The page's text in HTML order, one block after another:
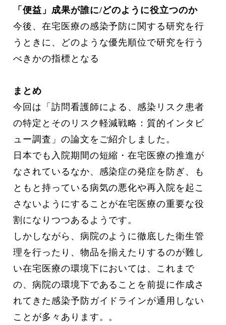
「便益」成果が誰に/どのように役立つのか
今後、在宅医療の感染予防に関する研究を行
うときに、どのような優先順位で研究を行う
べきかの指標となる
まとめ
今回は「訪問看護師による、感染リスク患者
の特定とそのリスク軽減戦略：質的インタビ
ュー調査」の論文をご紹介しました。
日本でも入院期間の短縮・在宅医療の推進が
なされているなか、感染症の発症を防ぎ、も
ともと持っている病気の悪化や再入院を起こ
さないようにすることが在宅医療の重要な役
割になりつつあるようです。
しかしながら、病院のように徹底した衛生管
理を行ったり、物品を揃えたりするのが難し
い在宅医療の環境下においては、これまで
の、病院の環境下であることを前提に作成さ
れてきた感染予防ガイドラインが通用しない
ことが多々あります。。